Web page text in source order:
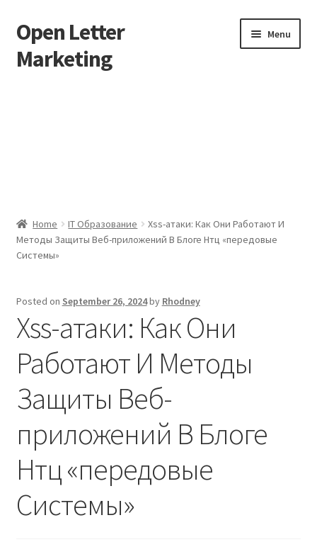
Skip
to
navigation
Skip
to
content
Open Letter
Marketing
Menu
Cart
collectingkeys
Contact Us
Create Account
Direct mail for roofers
End user license agreement
Free Coaching Call
Home IT Образование
Xss-атаки: Как Они Работают И
Методы Защиты Веб-приложений В Блоге Нтц «передовые
Системы»
Posted on September 26, 2024by Rhodney
Xss-атаки: Как Они
Работают И Методы
Защиты Веб-
приложений В Блоге
Нтц «передовые
Системы»